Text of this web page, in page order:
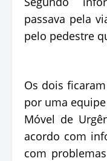
passava pela
pelo pedestre
Os dois
por uma
Móvel de
acordo com
com